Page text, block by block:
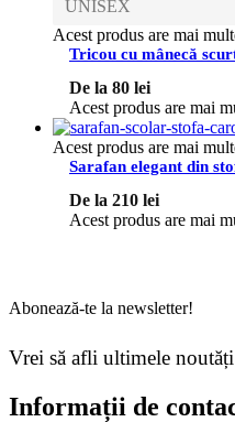
UNISEX
Acest produs are mai
Tricou cu mânecă
De la 80 lei
Acest produs are mai
Acest produs are mai
Sarafan elegant din
De la 210 lei
Acest produs are mai
Abonează-te la newsletter!
Vrei să afli ultimele
Informații de